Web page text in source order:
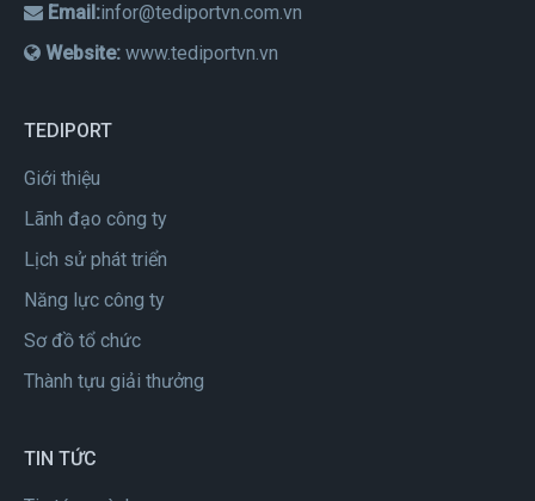
Email:infor@tediportvn.com.vn
Website: www.tediportvn.vn
TEDIPORT
Giới thiệu
Lãnh đạo công ty
Lịch sử phát triển
Năng lực công ty
Sơ đồ tổ chức
Thành tựu giải thưởng
TIN TỨC